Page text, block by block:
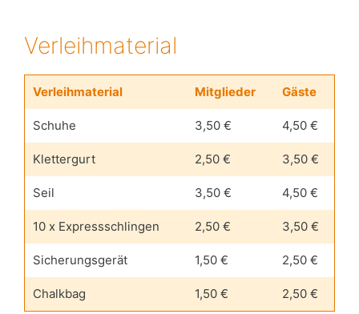
Verleihmaterial
Verleihmaterial Mitglieder Gäste
Schuhe 3,50 € 4,50 €
Klettergurt 2,50 € 3,50 €
Seil 3,50 € 4,50 €
10 x Expressschlingen 2,50 € 3,50 €
Sicherungsgerät 1,50 € 2,50 €
Chalkbag 1,50 € 2,50 €